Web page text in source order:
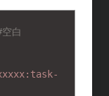
空白